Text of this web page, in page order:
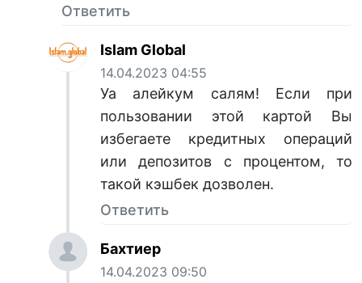
Ответить
Islam Global
14.04.2023 04:55
Уа алейкум салям! Если при
пользовании этой картой Вы
избегаете кредитных операций
или депозитов с процентом, то
такой кэшбек дозволен.
Ответить
Бахтиер
14.04.2023 09:50